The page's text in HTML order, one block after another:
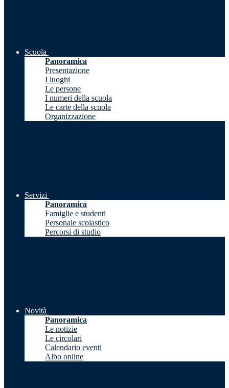
Scuola
Panoramica
Presentazione
I luoghi
Le persone
I numeri della scuola
Le carte della scuola
Organizzazione
Servizi
Panoramica
Famiglie e studenti
Personale scolastico
Percorsi di studio
Novità
Panoramica
Le notizie
Le circolari
Calendario eventi
Albo online